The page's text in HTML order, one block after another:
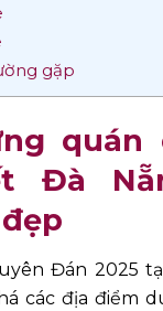
gặp
quán
Đà
Đán 2025
các địa điểm